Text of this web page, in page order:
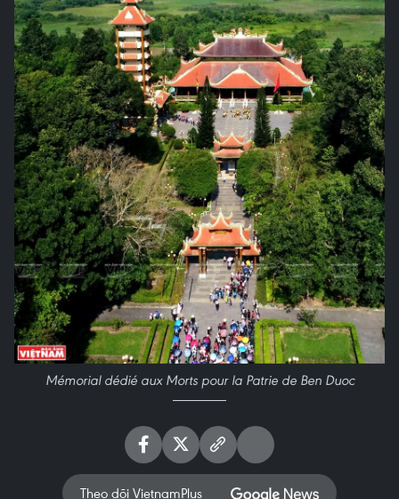
Mémorial dédié aux Morts pour la Patrie de Ben Duoc
Theo dõi VietnamPlus